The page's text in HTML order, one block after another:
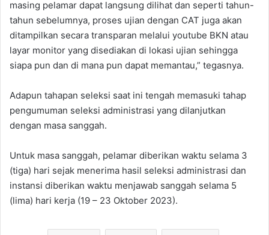
masing pelamar dapat langsung dilihat dan seperti tahun-
tahun sebelumnya, proses ujian dengan CAT juga akan
ditampilkan secara transparan melalui youtube BKN atau
layar monitor yang disediakan di lokasi ujian sehingga
siapa pun dan di mana pun dapat memantau,” tegasnya.
Adapun tahapan seleksi saat ini tengah memasuki tahap
pengumuman seleksi administrasi yang dilanjutkan
dengan masa sanggah.
Untuk masa sanggah, pelamar diberikan waktu selama 3
(tiga) hari sejak menerima hasil seleksi administrasi dan
instansi diberikan waktu menjawab sanggah selama 5
(lima) hari kerja (19 – 23 Oktober 2023).